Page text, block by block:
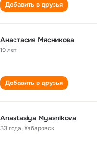
Добавить в друзья
Анастасия Мясникова
19 лет
Добавить в друзья
Anastasiya Myasnikova
33 года,Хабаровск